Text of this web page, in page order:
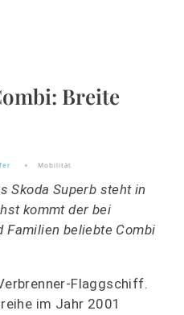
Breite
Mobilität
Skoda Superb steht in
kommt der bei
Familien beliebte Combi
Flaggschiff.
im Jahr 2001